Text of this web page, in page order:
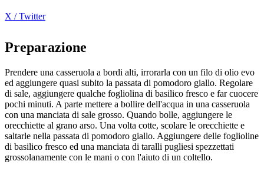
X / Twitter
Preparazione
Prendere una casseruola a bordi alti, irrorarla con un filo di olio evo
ed aggiungere quasi subito la passata di pomodoro giallo. Regolare
di sale, aggiungere qualche fogliolina di basilico fresco e far cuocere
pochi minuti. A parte mettere a bollire dell'acqua in una casseruola
con una manciata di sale grosso. Quando bolle, aggiungere le
orecchiette al grano arso. Una volta cotte, scolare le orecchiette e
saltarle nella passata di pomodoro giallo. Aggiungere delle foglioline
di basilico fresco ed una manciata di taralli pugliesi spezzettati
grossolanamente con le mani o con l'aiuto di un coltello.